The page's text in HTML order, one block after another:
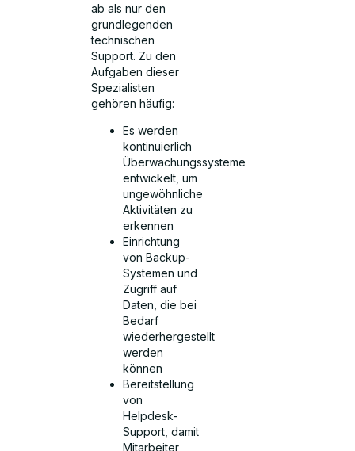
ab als nur den
grundlegenden
technischen
Support. Zu den
Aufgaben dieser
Spezialisten
gehören häufig:
Es werden
kontinuierlich
Überwachungssysteme
entwickelt, um
ungewöhnliche
Aktivitäten zu
erkennen
Einrichtung
von Backup-
Systemen und
Zugriff auf
Daten, die bei
Bedarf
wiederhergestellt
werden
können
Bereitstellung
von
Helpdesk-
Support, damit
Mitarbeiter